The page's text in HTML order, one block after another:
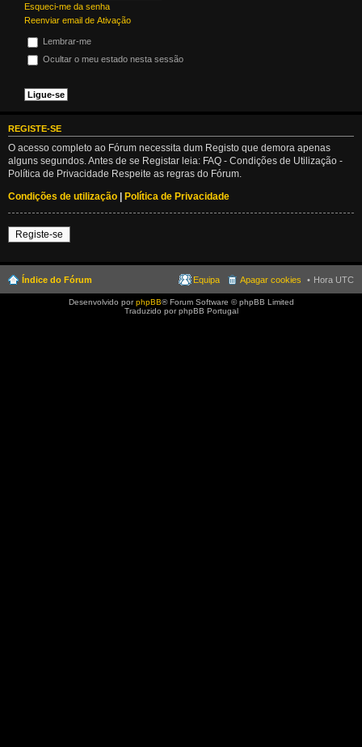
Esqueci-me da senha
Reenviar email de Ativação
Lembrar-me
Ocultar o meu estado nesta sessão
REGISTE-SE
O acesso completo ao Fórum necessita dum Registo que demora apenas
alguns segundos. Antes de se Registar leia: FAQ - Condições de Utilização -
Política de Privacidade Respeite as regras do Fórum.
Condições de utilização | Política de Privacidade
Registe-se
Índice do Fórum Hora UTC
Apagar cookies
Equipa
Desenvolvido porphpBB® Forum Software © phpBB Limited
Traduzido por phpBB Portugal